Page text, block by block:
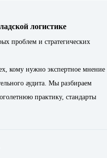
логистике
проблем и стратегических
кому нужно экспертное мнение
аудита. Мы разбираем
практику, стандарты